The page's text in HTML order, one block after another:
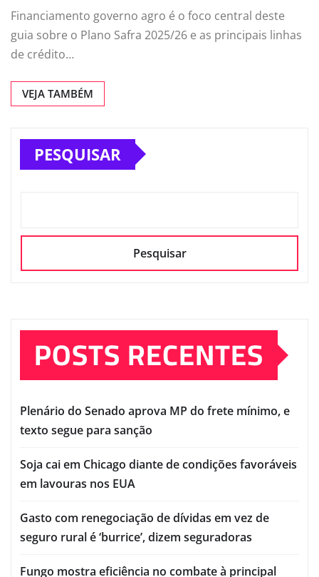
Financiamento governo agro é o foco central deste
guia sobre o Plano Safra 2025/26 e as principais linhas
de crédito…
VEJA TAMBÉM
PESQUISAR
Pesquisar
POSTS RECENTES
Plenário do Senado aprova MP do frete mínimo, e
texto segue para sanção
Soja cai em Chicago diante de condições favoráveis
em lavouras nos EUA
Gasto com renegociação de dívidas em vez de
seguro rural é ‘burrice’, dizem seguradoras
Fungo mostra eficiência no combate à principal